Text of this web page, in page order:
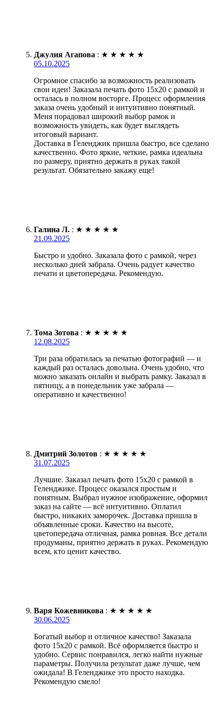
Джулия Агапова : ★ ★ ★ ★ ★
05.10.2025
Огромное спасибо за возможность реализовать
свои идеи! Заказала печать фото 15х20 с рамкой и
осталась в полном восторге. Процесс оформления
заказа очень удобный и интуитивно понятный.
Меня порадовал широкий выбор рамок и
возможность увидеть, как будет выглядеть
итоговый вариант.
Доставка в Геленджик пришла быстро, все сделано
качественно. Фото яркие, четкие, рамка идеальна
по размеру, приятно держать в руках такой
результат. Обязательно закажу еще!
Галина Л. : ★ ★ ★ ★ ★
21.09.2025
Быстро и удобно. Заказала фото с рамкой, через
несколько дней забрала. Очень радует качество
печати и цветопередача. Рекомендую.
Тома Зотова : ★ ★ ★ ★ ★
12.08.2025
Три раза обратилась за печатью фотографий — и
каждый раз осталась довольна. Очень удобно, что
можно заказать онлайн и выбрать рамку. Заказал в
пятницу, а в понедельник уже забрала —
оперативно и качественно!
Дмитрий Золотов : ★ ★ ★ ★ ★
31.07.2025
Лучшие. Заказал печать фото 15х20 с рамкой в
Геленджике. Процесс оказался простым и
понятным. Выбрал нужное изображение, оформил
заказ на сайте — всё интуитивно. Оплатил
быстро, никаких заморочек. Доставка пришла в
объявленные сроки. Качество на высоте,
цветопередача отличная, рамка ровная. Все детали
продуманы, приятно держать в руках. Рекомендую
всем, кто ценит качество.
Варя Кожевникова : ★ ★ ★ ★ ★
30.06.2025
Богатый выбор и отличное качество! Заказала
фото 15х20 с рамкой. Всё оформляется быстро и
удобно. Сервис понравился, легко найти нужные
параметры. Получила результат даже лучше, чем
ожидала! В Геленджике это просто находка.
Рекомендую смело!